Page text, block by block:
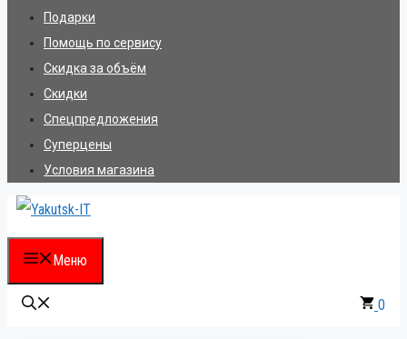
Подарки
Помощь по сервису
Скидка за объём
Скидки
Спецпредложения
Суперцены
Условия магазина
Меню
0